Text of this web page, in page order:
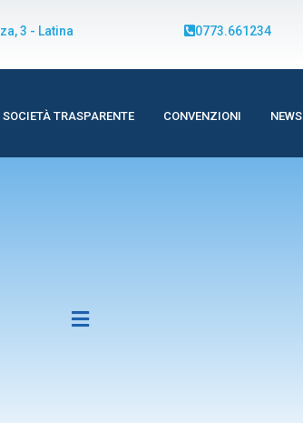
3 - Latina 0773.661234
SOCIETÀ TRASPARENTE CONVENZIONI NEWS